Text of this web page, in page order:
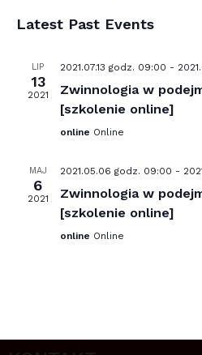
date.
Latest Past Events
LIP
13
2021
2021.07.13 godz. 09:00 -
Zwinnologia w
[szkolenie online]
online Online
MAJ
6
2021
2021.05.06 godz. 09:00 -
Zwinnologia w
[szkolenie online]
online Online